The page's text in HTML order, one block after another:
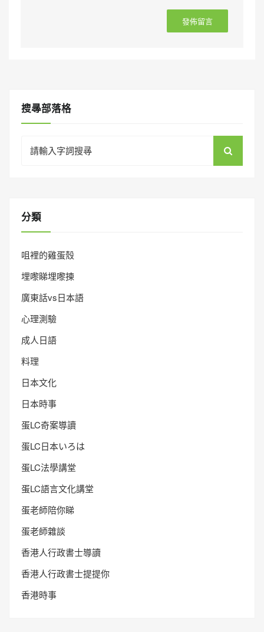
搜㝷部落格
for:
分類
咀裡的雞蛋殼
埋嚟睇埋嚟揀
廣東話vs日本語
心理測驗
成人日語
料理
日本文化
日本時事
蛋LC奇案導讀
蛋LC日本いろは
蛋LC法學講堂
蛋LC語言文化講堂
蛋老師陪你睇
蛋老師雜談
香港人行政書士導讀
香港人行政書士提提你
香港時事